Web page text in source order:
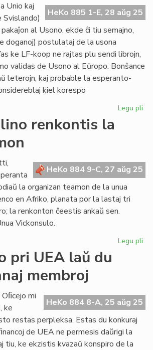
HeKo 885 1-E, 28 aŭg 25
Unio kaj
Svislando)
al Usono, ekde ĉi tiu semajno,
doganoj) postulataj de la usona
ke LF-koop ne rajtas plu sendi librojn,
validas de Usono al Eŭropo. Bonŝance
leterojn, kaj probable la esperanto-
kiel korespo
Legu pli
renkontis la
HeKo 884 9-C, 27 aŭg 25
la organizan teamon de la unua
en Afriko, planata por la lastaj tri
la renkonton ĉeestis ankaŭ sen.
Vickonsulo.
Legu pli
pri UEA laŭ du
membroj
HeKo 884 8-A, 25 aŭg 25
mi
ke
restas perpleksa. Estas du konkuraj
de UEA ne permesis daŭrigi la
tiu, ke ekzistis kvazaŭ konspiro de la